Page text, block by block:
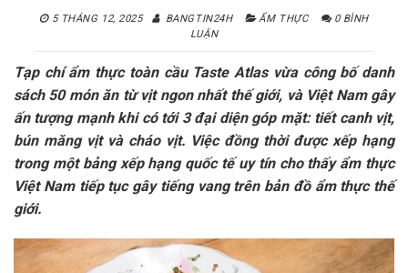
5 THÁNG 12, 2025 BANGTIN24H ẨM THỰC
0 BÌNH
LUẬN
Tạp chí ẩm thực toàn cầu Taste Atlas vừa công bố danh
sách 50 món ăn từ vịt ngon nhất thế giới, và Việt Nam gây
ấn tượng mạnh khi có tới 3 đại diện góp mặt: tiết canh vịt,
bún măng vịt và cháo vịt. Việc đồng thời được xếp hạng
trong một bảng xếp hạng quốc tế uy tín cho thấy ẩm thực
Việt Nam tiếp tục gây tiếng vang trên bản đồ ẩm thực thế
giới.